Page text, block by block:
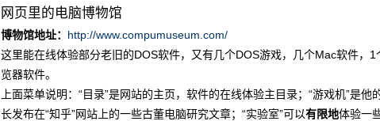
网页里的电脑博物馆
博物馆地址： http://www.compumuseum.com/
这里能在线体验部分老旧的DOS软件，又有几个DOS游戏，几个Mac软件，
览器软件。
上面菜单说明：“目录”是网站的主页，软件的在线体验主目录；“游戏机”是
长发布在“知乎”网站上的一些古董电脑研究文章；“实验室”可以有限地体验一